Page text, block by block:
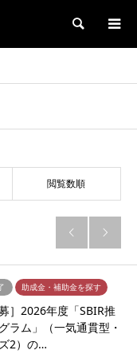
検索
閲覧数順
 
助成金・補助金を探す
募］2026年度「SBIR推
ラム」（一気通貫型・
2）の…